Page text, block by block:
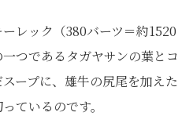
レック（380バーツ＝約1520
つであるタガヤサンの葉とコ
ープに、雄牛の尻尾を加えた
ているのです。